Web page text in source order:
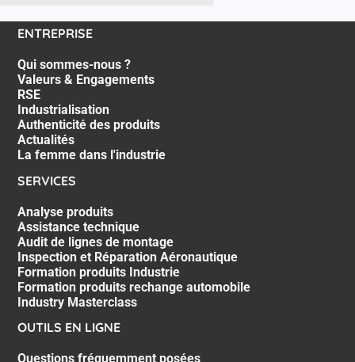
ENTREPRISE
Qui sommes-nous ?
Valeurs & Engagements
RSE
Industrialisation
Authenticité des produits
Actualités
La femme dans l'industrie
SERVICES
Analyse produits
Assistance technique
Audit de lignes de montage
Inspection et Réparation Aéronautique
Formation produits Industrie
Formation produits rechange automobile
Industry Masterclass
OUTILS EN LIGNE
Questions fréquemment posées